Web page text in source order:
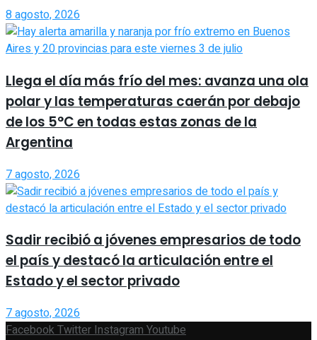
8 agosto, 2026
Llega el día más frío del mes: avanza una ola
polar y las temperaturas caerán por debajo
de los 5°C en todas estas zonas de la
Argentina
7 agosto, 2026
Sadir recibió a jóvenes empresarios de todo
el país y destacó la articulación entre el
Estado y el sector privado
7 agosto, 2026
FacebookTwitterInstagramYoutube